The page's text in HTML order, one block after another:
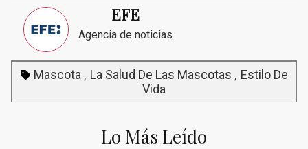
EFE
Agencia de noticias
Mascota La Salud De Las Mascotas
Estilo De
Vida
Lo Más Leído